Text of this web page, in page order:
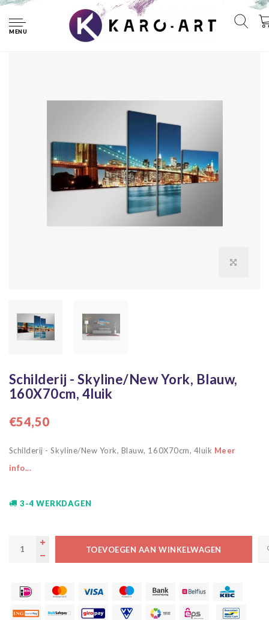
MENU
Schilderij - Skyline/New York, Blauw, 160X70cm, 4luik
Schilderij - Skyline/New York, Blauw,
160X70cm, 4luik
€54,50
Schilderij - Skyline/New York, Blauw, 160X70cm, 4luik Meer
info...
3-4 WERKDAGEN
TOEVOEGEN AAN WINKELWAGEN